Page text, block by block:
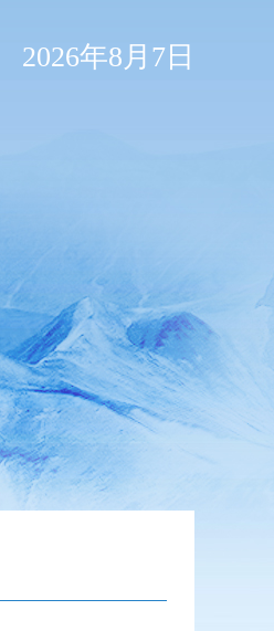
2026年8月7日